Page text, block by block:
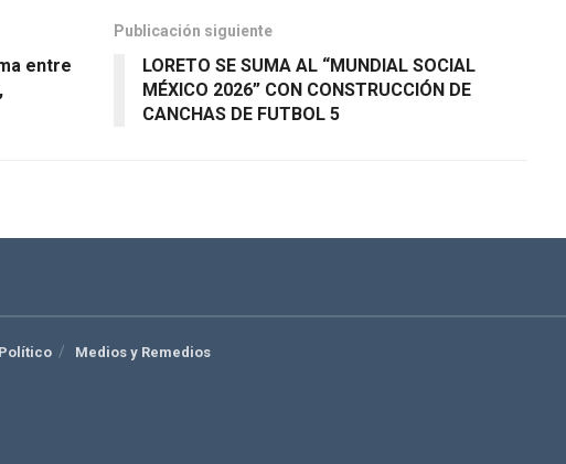
entre
Publicación siguiente
LORETO SE SUMA AL “MUNDIAL SOCIAL
MÉXICO 2026” CON CONSTRUCCIÓN DE
CANCHAS DE FUTBOL 5
Medios y Remedios